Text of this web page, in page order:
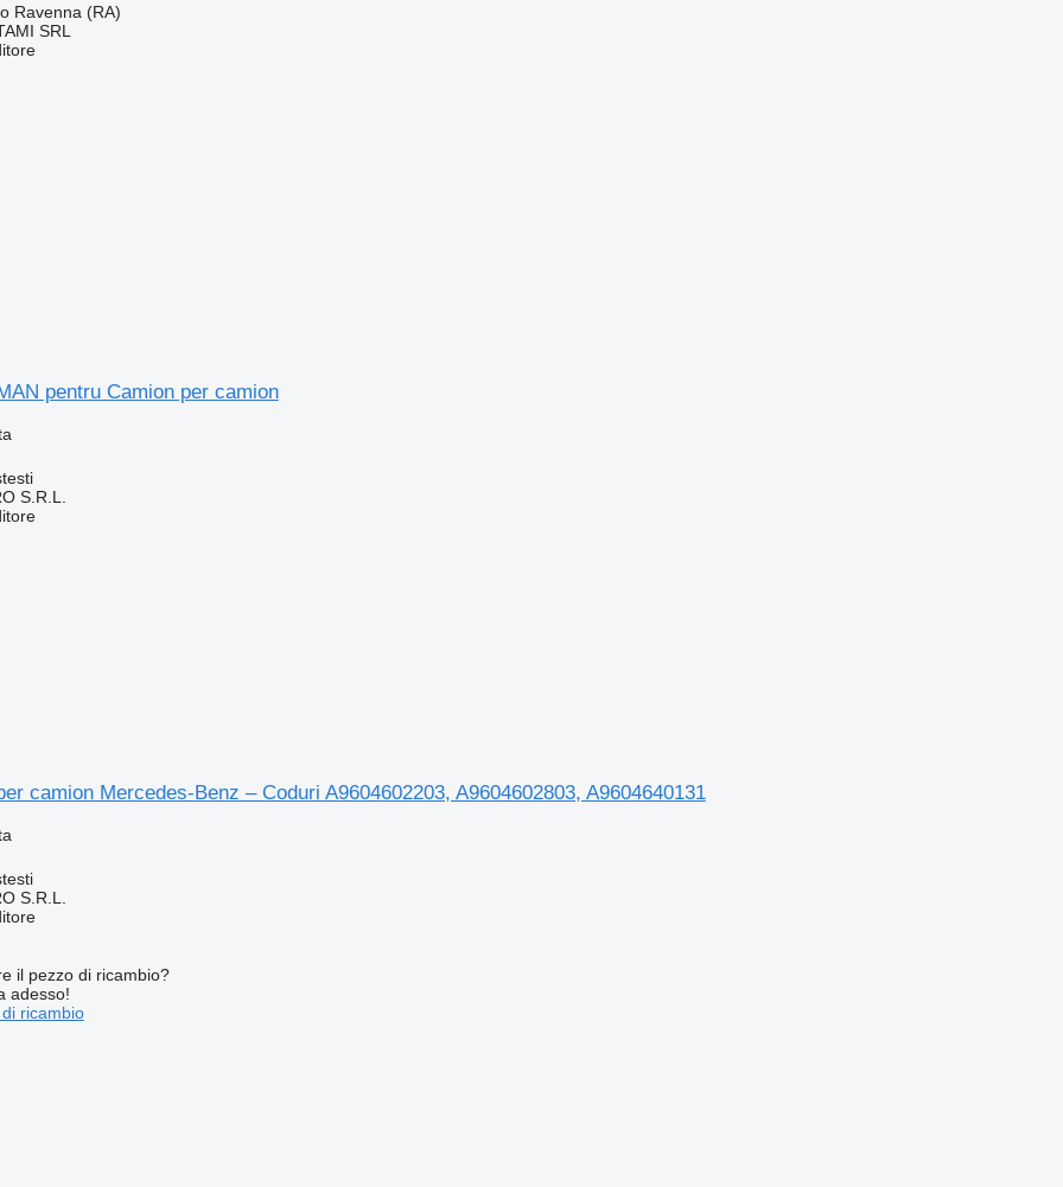
Ravenna (RA)
SRL
pentru Camion per camion
S.R.L.
camion Mercedes-Benz – Coduri A9604602203, A9604602803, A9604640131
S.R.L.
il pezzo di ricambio?
adesso!
ricambio